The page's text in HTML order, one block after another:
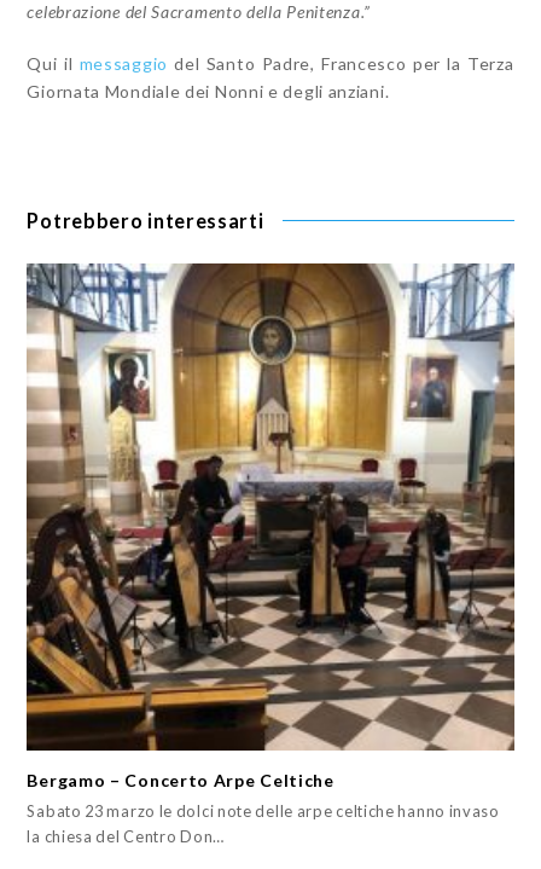
celebrazione del Sacramento della Penitenza.”
Qui il messaggio del Santo Padre, Francesco per la Terza
Giornata Mondiale dei Nonni e degli anziani.
Potrebbero interessarti
Bergamo – Concerto Arpe Celtiche
Sabato 23 marzo le dolci note delle arpe celtiche hanno invaso
la chiesa del Centro Don…